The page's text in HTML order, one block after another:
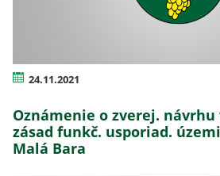
24.11.2021
Oznámenie o zverej. návrhu
zásad funkč. usporiad.
Malá Bara